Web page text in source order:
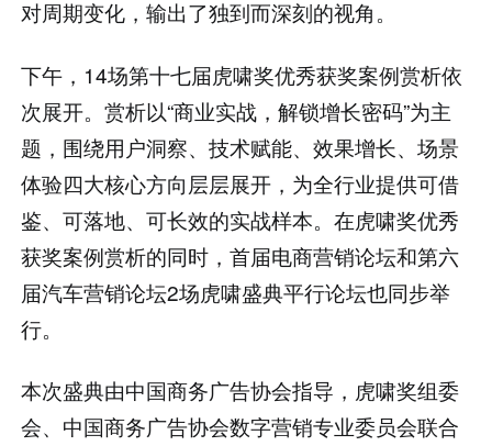
对周期变化，输出了独到而深刻的视角。
下午，14场第十七届虎啸奖优秀获奖案例赏析依
次展开。赏析以“商业实战，解锁增长密码”为主
题，围绕用户洞察、技术赋能、效果增长、场景
体验四大核心方向层层展开，为全行业提供可借
鉴、可落地、可长效的实战样本。在虎啸奖优秀
获奖案例赏析的同时，首届电商营销论坛和第六
届汽车营销论坛2场虎啸盛典平行论坛也同步举
行。
本次盛典由中国商务广告协会指导，虎啸奖组委
会、中国商务广告协会数字营销专业委员会联合